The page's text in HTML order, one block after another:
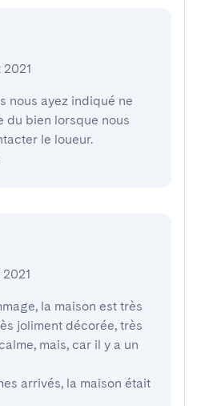
2021
nous ayez indiqué ne
du bien lorsque nous
le loueur.
la maison est très
joliment décorée, très
mais, car il y a un
arrivés, la maison était